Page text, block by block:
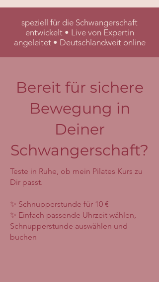
speziell für die Schwangerschaft
entwickelt • Live von Expertin
angeleitet • Deutschlandweit online
Bereit für sichere
Bewegung in
Deiner
Schwangerschaft?
Teste in Ruhe, ob mein Pilates Kurs zu
Dir passt.
✨ Schnupperstunde für 10 €​
✨ Einfach passende Uhrzeit wählen,
Schnupperstunde auswählen und
buchen